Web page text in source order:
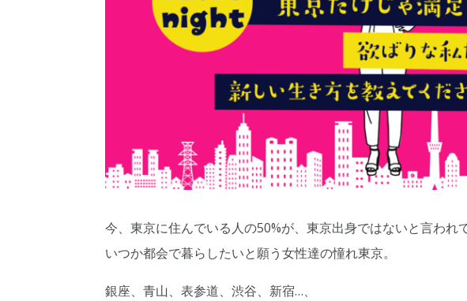
今、東京に住んでいる人の50%が、東京出身ではないと言われ
いつか都会で暮らしたいと願う女性達の憧れ東京。
銀座、青山、表参道、渋谷、新宿…、